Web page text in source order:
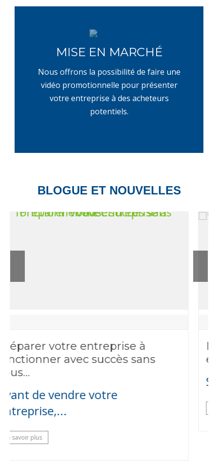
MISE EN MARCHÉ
Nous offrons la possibilité de faire une
vidéo promotionnelle pour présenter
votre entreprise à des acheteurs
potentiels.
BLOGUE ET NOUVELLES
Devrais-je vendre mon
entreprise à un concurrent ?
Si vous cherchez à vous...
En savoir plus